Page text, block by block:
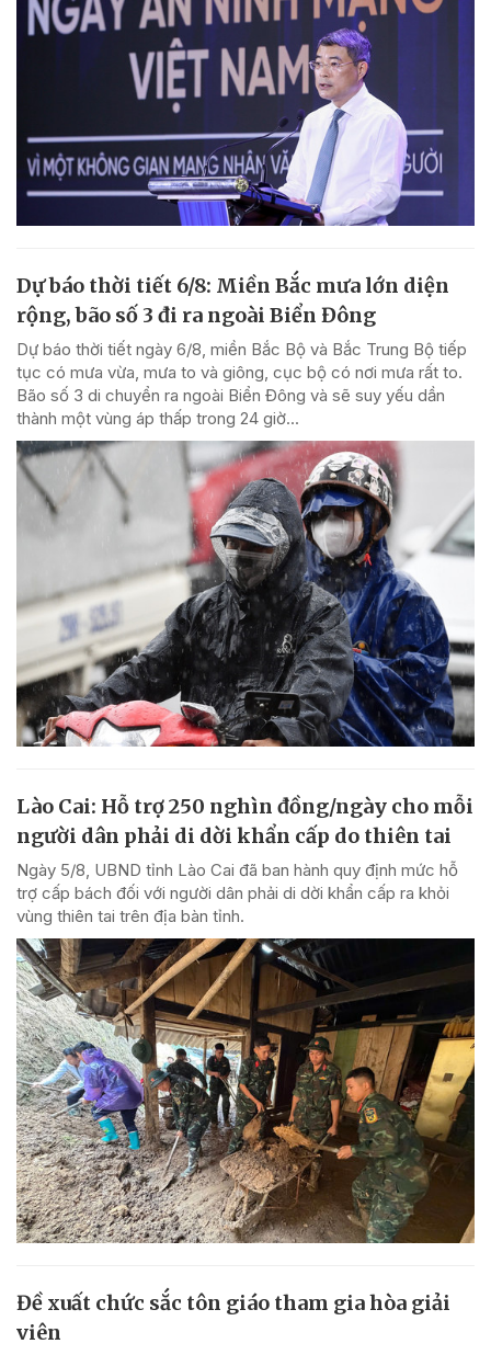
Dự báo thời tiết 6/8: Miền Bắc mưa lớn diện
rộng, bão số 3 đi ra ngoài Biển Đông
Dự báo thời tiết ngày 6/8, miền Bắc Bộ và Bắc Trung Bộ tiếp
tục có mưa vừa, mưa to và giông, cục bộ có nơi mưa rất to.
Bão số 3 di chuyển ra ngoài Biển Đông và sẽ suy yếu dần
thành một vùng áp thấp trong 24 giờ...
Lào Cai: Hỗ trợ 250 nghìn đồng/ngày cho mỗi
người dân phải di dời khẩn cấp do thiên tai
Ngày 5/8, UBND tỉnh Lào Cai đã ban hành quy định mức hỗ
trợ cấp bách đối với người dân phải di dời khẩn cấp ra khỏi
vùng thiên tai trên địa bàn tỉnh.
Đề xuất chức sắc tôn giáo tham gia hòa giải
viên